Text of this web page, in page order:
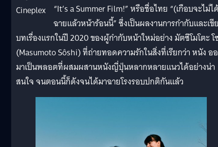
Cineplex “It’s a Summer Film!” หรือชื่อไทย “(เกือบจะไม่ไ
ฉายแล้วหน้าร้อนนี้” ซึ่งเป็นผลงานการกำกับและเขี
บทเรื่องแรกในปี 2020 ของผู้กำกับหน้าใหม่อย่าง มัตซึโมโตะ
(Masumoto Sôshi) ที่ถ่ายทอดความรักในสิ่งที่เรียกว่า หนัง อ
มาเป็นพลอตที่ผสมผสานหนังญี่ปุ่นหลากหลายแนวได้อย่างน่า
สนใจ จนตอนนี้ก็ดังจนได้มาฉายโรงรอบปกติกันแล้ว